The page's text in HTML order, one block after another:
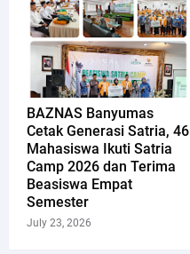
​BAZNAS Banyumas
Cetak Generasi Satria, 46
Mahasiswa Ikuti Satria
Camp 2026 dan Terima
Beasiswa Empat
Semester
July 23, 2026